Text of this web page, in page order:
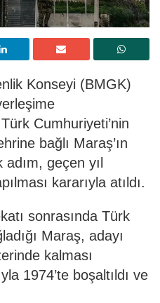
Konseyi (BMGK)
Cumhuriyeti’nin
bağlı Maraş’ın
geçen yıl
kararıyla atıldı.
sonrasında Türk
Maraş, adayı
kalması
1974’te boşaltıldı ve